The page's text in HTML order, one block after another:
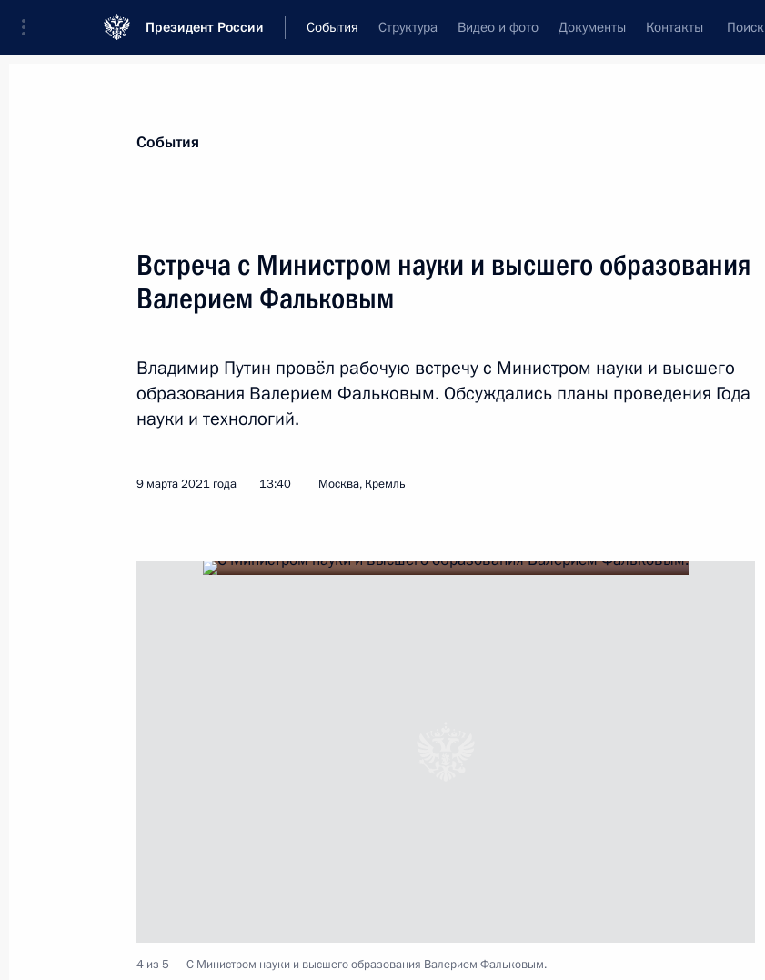
Президент России События Структура Видео и фото Документы Контакты Поиск
Новости
Послания Федеральному Собранию
Заявления по важнейшим вопросам
Речи и обращения
Пресс-конференции
Церемония запуска Таласского золоторудного комбината
События
Встреча с Министром науки и высшего образования
Валерием Фальковым
Владимир Путин провёл рабочую встречу с Министром науки и высшего
образования Валерием Фальковым. Обсуждались планы проведения Года
науки и технологий.
9 марта 2021 года 13:40 Москва, Кремль
4 из 5 С Министром науки и высшего образования Валерием Фальковым.